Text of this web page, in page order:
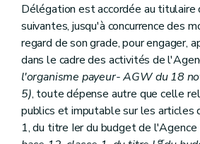
Délégation est accordée au titulaire
suivantes, jusqu'à concurrence des
regard de son grade, pour engager,
dans le cadre des activités de
l'organisme payeur- AGW du 18
5), toute dépense autre que celle
publics et imputable sur les articles
1, du titre Ier du budget de l'Agence
er